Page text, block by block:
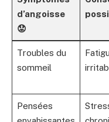
d’angoisse
😟
Troubles du
sommeil
Pensées